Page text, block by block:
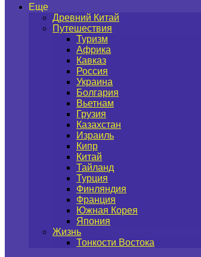
Еще
Древний Китай
Путешествия
Туризм
Африка
Кавказ
Россия
Украина
Болгария
Вьетнам
Грузия
Казахстан
Израиль
Кипр
Китай
Тайланд
Турция
Финляндия
Франция
Южная Корея
Япония
Жизнь
Тонкости Востока